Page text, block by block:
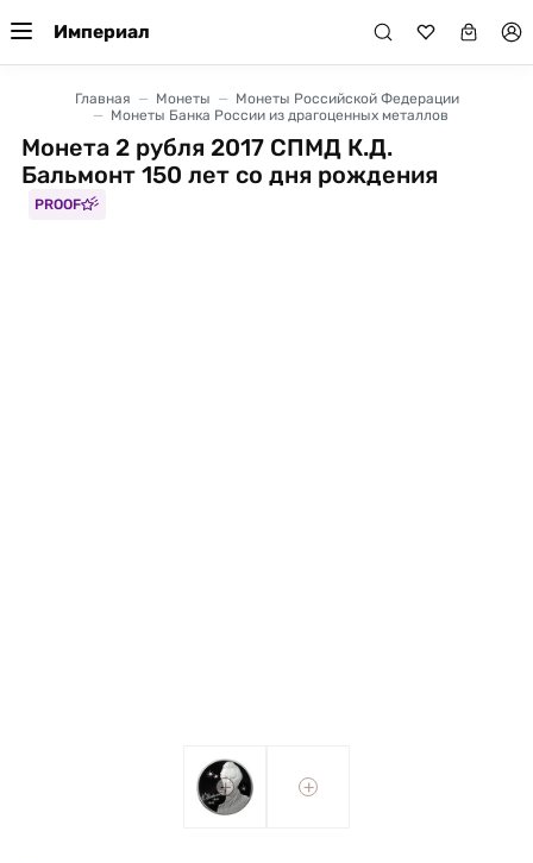
Империал
Главная Монеты
Монеты Российской Федерации
Монеты Банка России из драгоценных металлов
Монета 2 рубля 2017 СПМД К.Д.
Бальмонт 150 лет со дня рождения
PROOF
+ +